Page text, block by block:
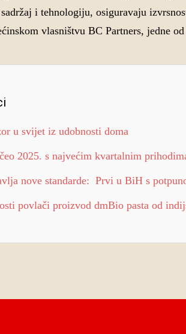
i tehnologiju, osiguravaju
vlasništvu BC Partners, jedne
u svijet iz udobnosti doma
2025. s najvećim kvartalnim
nove standarde: Prvi u BiH s
povlači proizvod dmBio pasta od